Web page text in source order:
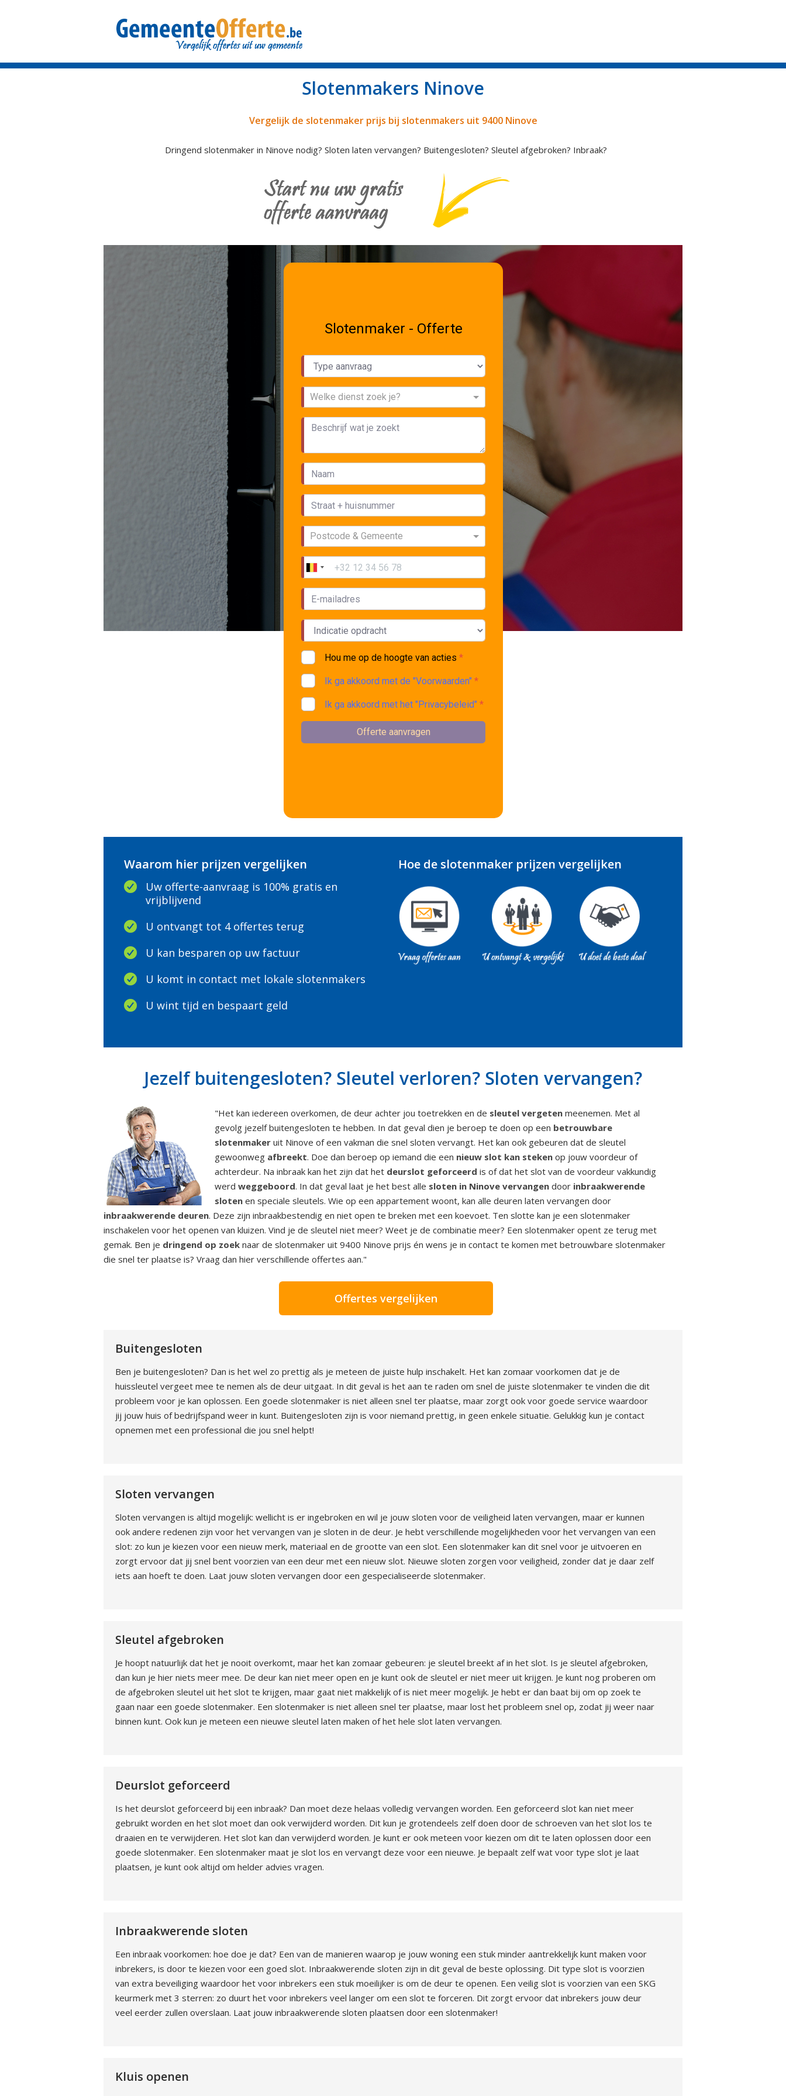
Slotenmakers Ninove
Vergelijk de slotenmaker prijs bij slotenmakers uit 9400 Ninove
Dringend slotenmaker in Ninove nodig? Sloten laten vervangen? Buitengesloten? Sleutel afgebroken? Inbraak?
Waarom hier prijzen vergelijken
Uw offerte-aanvraag is 100% gratis en
vrijblijvend
U ontvangt tot 4 offertes terug
U kan besparen op uw factuur
U komt in contact met lokale slotenmakers
U wint tijd en bespaart geld
Hoe de slotenmaker prijzen vergelijken
Jezelf buitengesloten? Sleutel verloren? Sloten vervangen?
"Het kan iedereen overkomen, de deur achter jou toetrekken en de sleutel vergeten meenemen. Met al
gevolg jezelf buitengesloten te hebben. In dat geval dien je beroep te doen op een betrouwbare
slotenmaker uit Ninove of een vakman die snel sloten vervangt. Het kan ook gebeuren dat de sleutel
gewoonweg afbreekt. Doe dan beroep op iemand die een nieuw slot kan steken op jouw voordeur of
achterdeur. Na inbraak kan het zijn dat het deurslot geforceerd is of dat het slot van de voordeur vakkundig
werd weggeboord. In dat geval laat je het best alle sloten in Ninove vervangen door inbraakwerende
sloten en speciale sleutels. Wie op een appartement woont, kan alle deuren laten vervangen door
inbraakwerende deuren. Deze zijn inbraakbestendig en niet open te breken met een koevoet. Ten slotte kan je een slotenmaker
inschakelen voor het openen van kluizen. Vind je de sleutel niet meer? Weet je de combinatie meer? Een slotenmaker opent ze terug met
gemak. Ben je dringend op zoek naar de slotenmaker uit 9400 Ninove prijs én wens je in contact te komen met betrouwbare slotenmaker
die snel ter plaatse is? Vraag dan hier verschillende offertes aan."
Offertes vergelijken
Buitengesloten
Ben je buitengesloten? Dan is het wel zo prettig als je meteen de juiste hulp inschakelt. Het kan zomaar voorkomen dat je de
huissleutel vergeet mee te nemen als de deur uitgaat. In dit geval is het aan te raden om snel de juiste slotenmaker te vinden die dit
probleem voor je kan oplossen. Een goede slotenmaker is niet alleen snel ter plaatse, maar zorgt ook voor goede service waardoor
jij jouw huis of bedrijfspand weer in kunt. Buitengesloten zijn is voor niemand prettig, in geen enkele situatie. Gelukkig kun je contact
opnemen met een professional die jou snel helpt!
Sloten vervangen
Sloten vervangen is altijd mogelijk: wellicht is er ingebroken en wil je jouw sloten voor de veiligheid laten vervangen, maar er kunnen
ook andere redenen zijn voor het vervangen van je sloten in de deur. Je hebt verschillende mogelijkheden voor het vervangen van een
slot: zo kun je kiezen voor een nieuw merk, materiaal en de grootte van een slot. Een slotenmaker kan dit snel voor je uitvoeren en
zorgt ervoor dat jij snel bent voorzien van een deur met een nieuw slot. Nieuwe sloten zorgen voor veiligheid, zonder dat je daar zelf
iets aan hoeft te doen. Laat jouw sloten vervangen door een gespecialiseerde slotenmaker.
Sleutel afgebroken
Je hoopt natuurlijk dat het je nooit overkomt, maar het kan zomaar gebeuren: je sleutel breekt af in het slot. Is je sleutel afgebroken,
dan kun je hier niets meer mee. De deur kan niet meer open en je kunt ook de sleutel er niet meer uit krijgen. Je kunt nog proberen om
de afgebroken sleutel uit het slot te krijgen, maar gaat niet makkelijk of is niet meer mogelijk. Je hebt er dan baat bij om op zoek te
gaan naar een goede slotenmaker. Een slotenmaker is niet alleen snel ter plaatse, maar lost het probleem snel op, zodat jij weer naar
binnen kunt. Ook kun je meteen een nieuwe sleutel laten maken of het hele slot laten vervangen.
Deurslot geforceerd
Is het deurslot geforceerd bij een inbraak? Dan moet deze helaas volledig vervangen worden. Een geforceerd slot kan niet meer
gebruikt worden en het slot moet dan ook verwijderd worden. Dit kun je grotendeels zelf doen door de schroeven van het slot los te
draaien en te verwijderen. Het slot kan dan verwijderd worden. Je kunt er ook meteen voor kiezen om dit te laten oplossen door een
goede slotenmaker. Een slotenmaker maat je slot los en vervangt deze voor een nieuwe. Je bepaalt zelf wat voor type slot je laat
plaatsen, je kunt ook altijd om helder advies vragen.
Inbraakwerende sloten
Een inbraak voorkomen: hoe doe je dat? Een van de manieren waarop je jouw woning een stuk minder aantrekkelijk kunt maken voor
inbrekers, is door te kiezen voor een goed slot. Inbraakwerende sloten zijn in dit geval de beste oplossing. Dit type slot is voorzien
van extra beveiliging waardoor het voor inbrekers een stuk moeilijker is om de deur te openen. Een veilig slot is voorzien van een SKG
keurmerk met 3 sterren: zo duurt het voor inbrekers veel langer om een slot te forceren. Dit zorgt ervoor dat inbrekers jouw deur
veel eerder zullen overslaan. Laat jouw inbraakwerende sloten plaatsen door een slotenmaker!
Kluis openen